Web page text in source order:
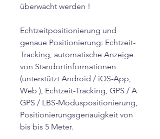
überwacht werden !
Echtzeitpositionierung und
genaue Positionierung: Echtzeit-
Tracking, automatische Anzeige
von Standortinformationen
(unterstützt Android / iOS-App,
Web ), Echtzeit-Tracking, GPS / A
GPS / LBS-Moduspositionierung,
Positionierungsgenauigkeit von
bis bis 5 Meter.